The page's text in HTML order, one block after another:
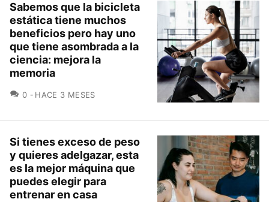
Sabemos que la bicicleta
estática tiene muchos
beneficios pero hay uno
que tiene asombrada a la
ciencia: mejora la
memoria
0 COMENTARIOS
HACE 3 MESES
Si tienes exceso de peso
y quieres adelgazar, esta
es la mejor máquina que
puedes elegir para
entrenar en casa